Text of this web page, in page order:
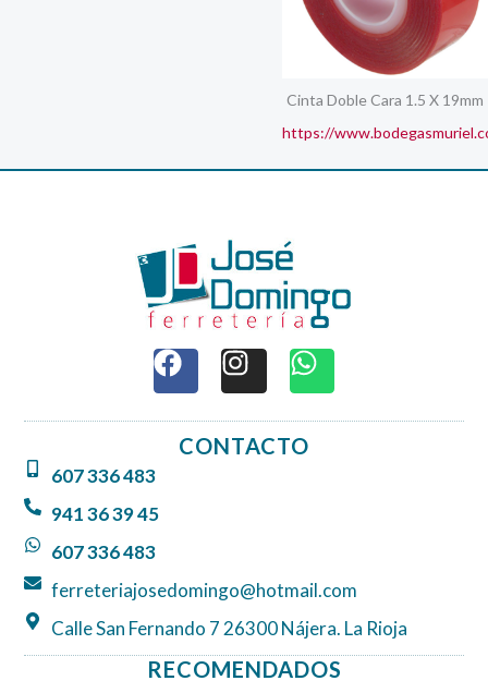
Cinta Doble Cara 1.5 X 19mm
https://
F
a
c
e
b
I
n
s
t
a
W
h
a
t
CONTACTO
607 336 483
941 36 39 45
607 336 483
ferreteriajosedomingo@hotmail.com
Calle San Fernando 7 26300 Nájera. La Rioja
RECOMENDADOS